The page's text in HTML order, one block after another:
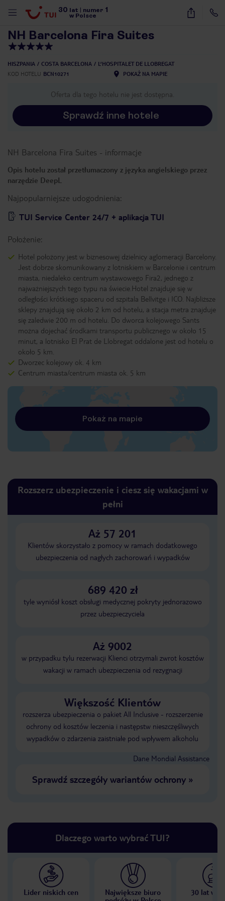
30 lat numer 1
w Polsce
40
NH Barcelona Fira Suites
HISZPANIA COSTA BARCELONA
L’HOSPITALET DE LLOBREGAT
KOD HOTELU BCN10271 POKAŻ NA MAPIE
Oferta dla tego hotelu nie jest dostępna.
Sprawdź inne hotele
NH Barcelona Fira Suites - informacje
Opis hotelu został przetłumaczony z języka angielskiego przez
narzędzie DeepL
Najpopularniejsze udogodnienia:
TUI Service Center 24/7 + aplikacja TUI
Położenie:
Hotel położony jest w biznesowej dzielnicy aglomeracji Barcelony.
Jest dobrze skomunikowany z lotniskiem w Barcelonie i centrum
miasta, niedaleko centrum wystawowego Fira2, jednego z
najważniejszych tego typu na świecie.Hotel znajduje się w
odległości krótkiego spaceru od szpitala Bellvitge i ICO. Najbliższe
sklepy znajdują się około 2 km od hotelu, a stacja metra znajduje
się zaledwie 200 m od hotelu. Do dworca kolejowego Sants
można dojechać środkami transportu publicznego w około 15
minut, a lotnisko El Prat de Llobregat oddalone jest od hotelu o
około 5 km.
Dworzec kolejowy ok. 4 km
Centrum miasta/centrum miasta ok. 5 km
Pokaż na mapie
Rozszerz ubezpieczenie i ciesz się wakacjami w
pełni
Aż 57 201
Klientów skorzystało z pomocy w ramach dodatkowego
ubezpieczenia od nagłych zachorowań i wypadków
689 420 zł
tyle wyniósł koszt obsługi medycznej pokryty jednorazowo
przez ubezpieczyciela
Aż 9002
w przypadku tylu rezerwacji Klienci otrzymali zwrot kosztów
wakacji w ramach ubezpieczenia od rezygnacji
Większość Klientów
rozszerza ubezpieczenia o pakiet All Inclusive - rozszerzenie
ochrony od kosztów leczenia i następstw nieszczęśliwych
wypadków o zdarzenia zaistniałe pod wpływem alkoholu
Dane Mondial Assistance
Sprawdź szczegóły wariantów ochrony»
Dlaczego warto wybrać TUI?
Lider niskich cen
Największe biuro
30 lat w